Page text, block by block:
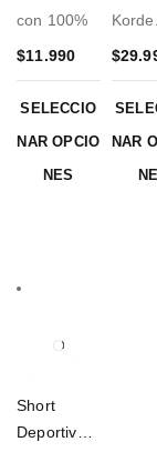
con 100%
$11.990
SELECCIO
NAR OPCIO
NES
Korde.
$
NAR
Short
Deportivo